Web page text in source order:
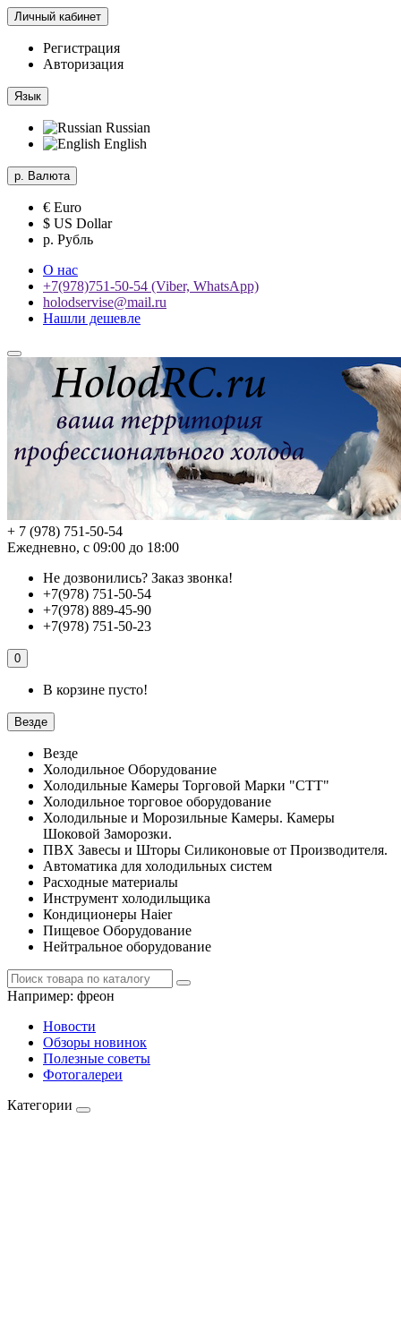
Личный кабинет
Регистрация
Авторизация
Язык
Russian
English
р. Валюта
€ Euro
$ US Dollar
р. Рубль
О нас
+7(978)751-50-54 (Viber, WhatsApp)
holodservise@mail.ru
Нашли дешевле
+ 7 (978) 751-50-54
Ежедневно, с 09:00 до 18:00
Не дозвонились? Заказ звонка!
+7(978) 751-50-54
+7(978) 889-45-90
+7(978) 751-50-23
0
В корзине пусто!
Везде
Везде
Холодильное Оборудование
Холодильные Камеры Торговой Марки "СТТ"
Холодильное торговое оборудование
Холодильные и Морозильные Камеры. Камеры
Шоковой Заморозки.
ПВХ Завесы и Шторы Силиконовые от Производителя.
Автоматика для холодильных систем
Расходные материалы
Инструмент холодильщика
Кондиционеры Haier
Пищевое Оборудование
Нейтральное оборудование
Например: фреон
Новости
Обзоры новинок
Полезные советы
Фотогалереи
Категории